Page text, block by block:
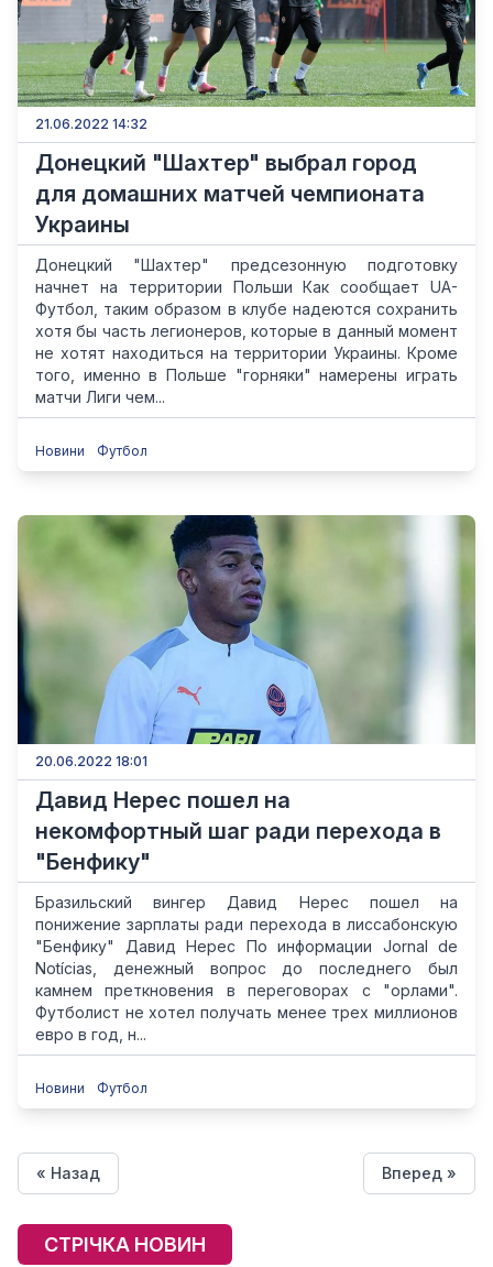
21.06.2022 14:32
Донецкий "Шахтер" выбрал город
для домашних матчей чемпионата
Украины
Донецкий "Шахтер" предсезонную подготовку
начнет на территории Польши Как сообщает UA-
Футбол, таким образом в клубе надеются сохранить
хотя бы часть легионеров, которые в данный момент
не хотят находиться на территории Украины. Кроме
того, именно в Польше "горняки" намерены играть
матчи Лиги чем...
Новини Футбол
20.06.2022 18:01
Давид Нерес пошел на
некомфортный шаг ради перехода в
"Бенфику"
Бразильский вингер Давид Нерес пошел на
понижение зарплаты ради перехода в лиссабонскую
"Бенфику" Давид Нерес По информации Jornal de
Notícias, денежный вопрос до последнего был
камнем преткновения в переговорах с "орлами".
Футболист не хотел получать менее трех миллионов
евро в год, н...
Новини Футбол
« Назад Вперед »
СТРІЧКА НОВИН